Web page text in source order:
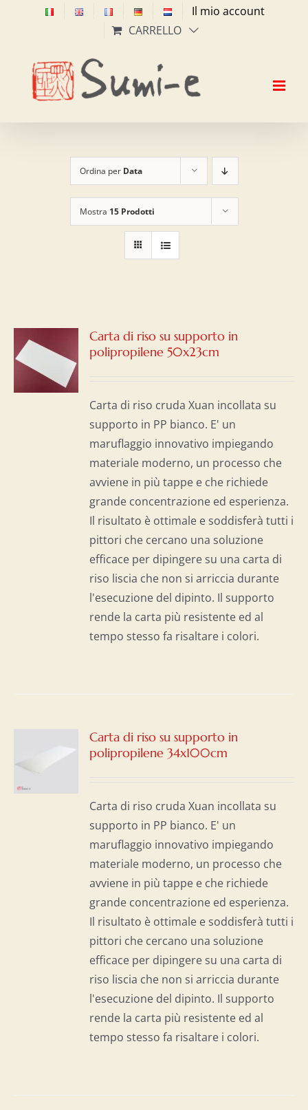
Il mio account
CARRELLO
Ordina per Data
Mostra 15 Prodotti
Carta di riso su supporto in
polipropilene 50x23cm
Carta di riso cruda Xuan incollata su
supporto in PP bianco. E' un
maruflaggio innovativo impiegando
materiale moderno, un processo che
avviene in più tappe e che richiede
grande concentrazione ed esperienza.
Il risultato è ottimale e soddisferà tutti i
pittori che cercano una soluzione
efficace per dipingere su una carta di
riso liscia che non si arriccia durante
l'esecuzione del dipinto. Il supporto
rende la carta più resistente ed al
tempo stesso fa risaltare i colori.
Carta di riso su supporto in
polipropilene 34x100cm
Carta di riso cruda Xuan incollata su
supporto in PP bianco. E' un
maruflaggio innovativo impiegando
materiale moderno, un processo che
avviene in più tappe e che richiede
grande concentrazione ed esperienza.
Il risultato è ottimale e soddisferà tutti i
pittori che cercano una soluzione
efficace per dipingere su una carta di
riso liscia che non si arriccia durante
l'esecuzione del dipinto. Il supporto
rende la carta più resistente ed al
tempo stesso fa risaltare i colori.